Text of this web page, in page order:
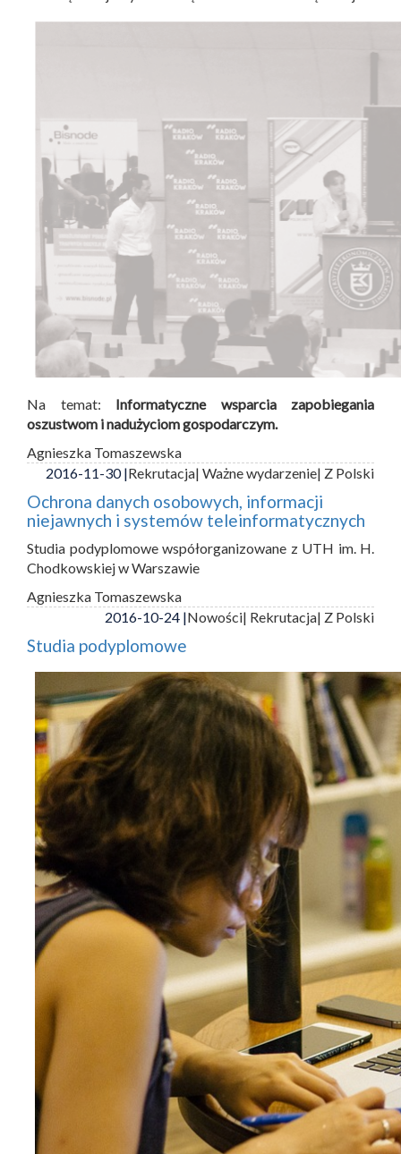
Na temat: Informatyczne wsparcia zapobiegania
oszustwom i nadużyciom gospodarczym.
Agnieszka Tomaszewska
2016-11-30 |Rekrutacja| Ważne wydarzenie| Z Polski
Ochrona danych osobowych, informacji
niejawnych i systemów teleinformatycznych
Studia podyplomowe współorganizowane z UTH im. H.
Chodkowskiej w Warszawie
Agnieszka Tomaszewska
2016-10-24 |Nowości| Rekrutacja| Z Polski
Studia podyplomowe